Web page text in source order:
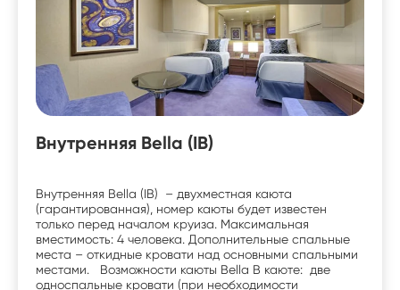
Внутренняя Bella (IB)
Внутренняя Bella (IB) – двухместная каюта
(гарантированная), номер каюты будет известен
только перед началом круиза. Максимальная
вместимость: 4 человека. Дополнительные спальные
места – откидные кровати над основными спальными
местами. Возможности каюты Bella В каюте: две
односпальные кровати (при необходимости